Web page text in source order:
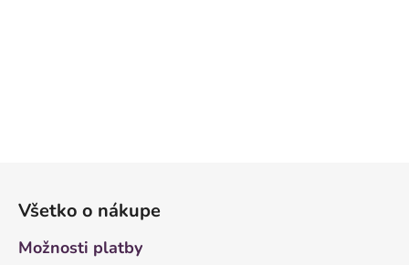
Všetko o nákupe
Možnosti platby